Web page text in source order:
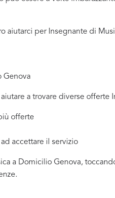
per Insegnante di
Genova
a trovare diverse offerte
offerte
accettare il servizio
a Domicilio Genova,